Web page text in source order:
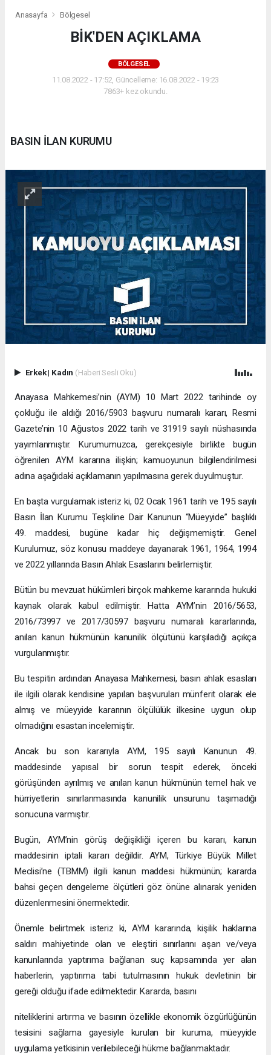
Anasayfa Bölgesel
BİK'DEN AÇIKLAMA
BÖLGESEL
11.08.2022 - 17:52, Güncelleme: 16.08.2022 - 19:23
7863+ kez okundu.
BASIN İLAN KURUMU
Erkek| Kadın (Haberi Sesli Oku)
Anayasa Mahkemesi’nin (AYM) 10 Mart 2022 tarihinde oy
çokluğu ile aldığı 2016/5903 başvuru numaralı kararı, Resmi
Gazete’nin 10 Ağustos 2022 tarih ve 31919 sayılı nüshasında
yayımlanmıştır. Kurumumuzca, gerekçesiyle birlikte bugün
öğrenilen AYM kararına ilişkin; kamuoyunun bilgilendirilmesi
adına aşağıdaki açıklamanın yapılmasına gerek duyulmuştur.
En başta vurgulamak isteriz ki, 02 Ocak 1961 tarih ve 195 sayılı
Basın İlan Kurumu Teşkiline Dair Kanunun “Müeyyide” başlıklı
49. maddesi, bugüne kadar hiç değişmemiştir. Genel
Kurulumuz, söz konusu maddeye dayanarak 1961, 1964, 1994
ve 2022 yıllarında Basın Ahlak Esaslarını belirlemiştir.
Bütün bu mevzuat hükümleri birçok mahkeme kararında hukuki
kaynak olarak kabul edilmiştir. Hatta AYM’nin 2016/5653,
2016/73997 ve 2017/30597 başvuru numaralı kararlarında,
anılan kanun hükmünün kanunilik ölçütünü karşıladığı açıkça
vurgulanmıştır.
Bu tespitin ardından Anayasa Mahkemesi, basın ahlak esasları
ile ilgili olarak kendisine yapılan başvuruları münferit olarak ele
almış ve müeyyide kararının ölçülülük ilkesine uygun olup
olmadığını esastan incelemiştir.
Ancak bu son kararıyla AYM, 195 sayılı Kanunun 49.
maddesinde yapısal bir sorun tespit ederek, önceki
görüşünden ayrılmış ve anılan kanun hükmünün temel hak ve
hürriyetlerin sınırlanmasında kanunilik unsurunu taşımadığı
sonucuna varmıştır.
Bugün, AYM’nin görüş değişikliği içeren bu kararı, kanun
maddesinin iptali kararı değildir. AYM, Türkiye Büyük Millet
Meclisi’ne (TBMM) ilgili kanun maddesi hükmünün; kararda
bahsi geçen dengeleme ölçütleri göz önüne alınarak yeniden
düzenlenmesini önermektedir.
Önemle belirtmek isteriz ki, AYM kararında, kişilik haklarına
saldırı mahiyetinde olan ve eleştiri sınırlarını aşan ve/veya
kanunlarında yaptırıma bağlanan suç kapsamında yer alan
haberlerin, yaptırıma tabi tutulmasının hukuk devletinin bir
gereği olduğu ifade edilmektedir. Kararda, basını
niteliklerini artırma ve basının özellikle ekonomik özgürlüğünün
tesisini sağlama gayesiyle kurulan bir kuruma, müeyyide
uygulama yetkisinin verilebileceği hükme bağlanmaktadır.